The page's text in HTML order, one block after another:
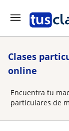
Clases
online
Encuentra tu
particulares de